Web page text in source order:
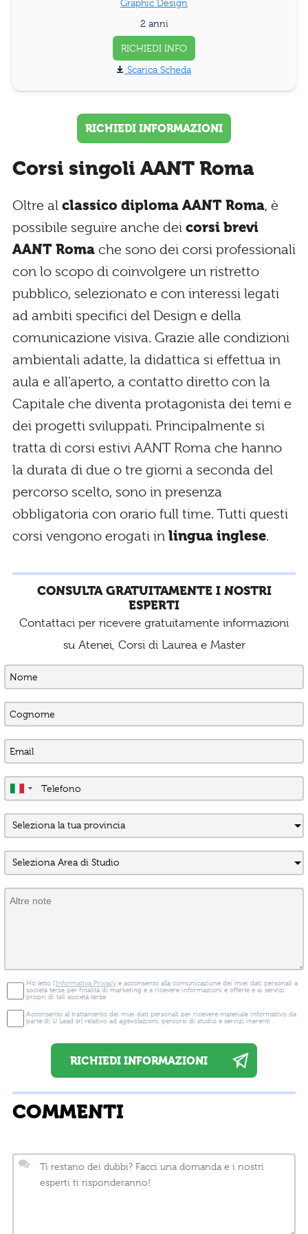
Graphic Design
2 anni
RICHIEDI INFO
Scarica Scheda
RICHIEDI INFORMAZIONI
Corsi singoli AANT Roma
Oltre al classico diploma AANT Roma, è
possibile seguire anche dei corsi brevi
AANT Roma che sono dei corsi professionali
con lo scopo di coinvolgere un ristretto
pubblico, selezionato e con interessi legati
ad ambiti specifici del Design e della
comunicazione visiva. Grazie alle condizioni
ambientali adatte, la didattica si effettua in
aula e all’aperto, a contatto diretto con la
Capitale che diventa protagonista dei temi e
dei progetti sviluppati. Principalmente si
tratta di corsi estivi AANT Roma che hanno
la durata di due o tre giorni a seconda del
percorso scelto, sono in presenza
obbligatoria con orario full time. Tutti questi
corsi vengono erogati in lingua inglese.
CONSULTA GRATUITAMENTE I NOSTRI
ESPERTI
Contattaci per ricevere gratuitamente informazioni
su Atenei, Corsi di Laurea e Master
Ho letto l'Informativa Privacy e acconsento alla comunicazione dei miei dati personali a
società terze per finalità di marketing e a ricevere informazioni e offerte e ai servizi
propri di tali società terze
Acconsento al trattamento dei miei dati personali per ricevere materiale informativo da
parte di U Lead srl relativo ad agevolazioni, percorsi di studio e servizi inerenti
COMMENTI